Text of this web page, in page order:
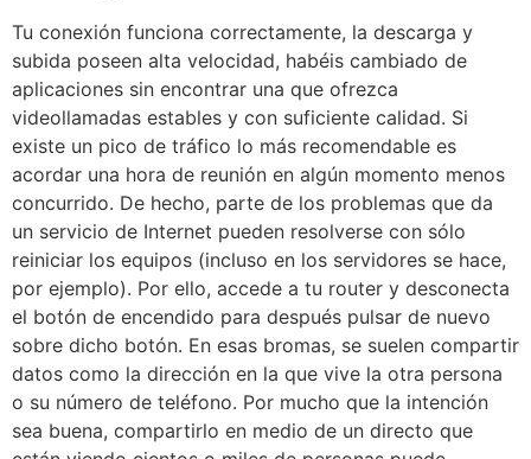
Tu conexión funciona correctamente, la descarga y
subida poseen alta velocidad, habéis cambiado de
aplicaciones sin encontrar una que ofrezca
videollamadas estables y con suficiente calidad. Si
existe un pico de tráfico lo más recomendable es
acordar una hora de reunión en algún momento menos
concurrido. De hecho, parte de los problemas que da
un servicio de Internet pueden resolverse con sólo
reiniciar los equipos (incluso en los servidores se hace,
por ejemplo). Por ello, accede a tu router y desconecta
el botón de encendido para después pulsar de nuevo
sobre dicho botón. En esas bromas, se suelen compartir
datos como la dirección en la que vive la otra persona
o su número de teléfono. Por mucho que la intención
sea buena, compartirlo en medio de un directo que